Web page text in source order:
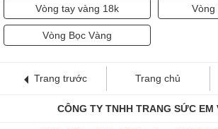
Vòng tay vàng 18k Vòng
Vòng Bọc Vàng
Trang trước Trang chủ
CÔNG TY TNHH TRANG SỨC EM